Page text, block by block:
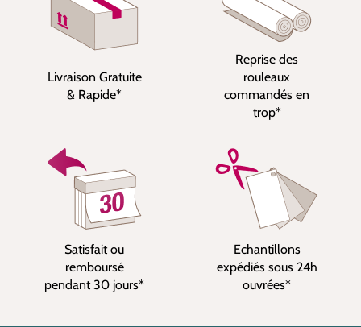
Livraison Gratuite
& Rapide*
Reprise des
rouleaux
commandés en
trop*
Satisfait ou
remboursé
pendant 30 jours*
Echantillons
expédiés sous 24h
ouvrées*